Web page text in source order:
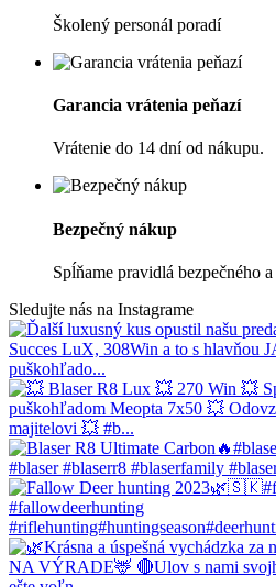
Školený personál poradí
Garancia vrátenia peňazí
Vrátenie do 14 dní od nákupu.
Bezpečný nákup
Spĺňame pravidlá bezpečného
Sledujte nás na Instagrame